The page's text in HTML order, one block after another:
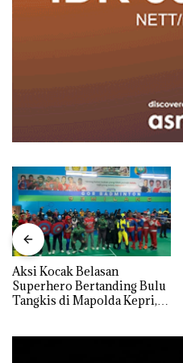
Aksi Kocak Belasan
Superhero Bertanding Bulu
Tangkis di Mapolda Kepri,